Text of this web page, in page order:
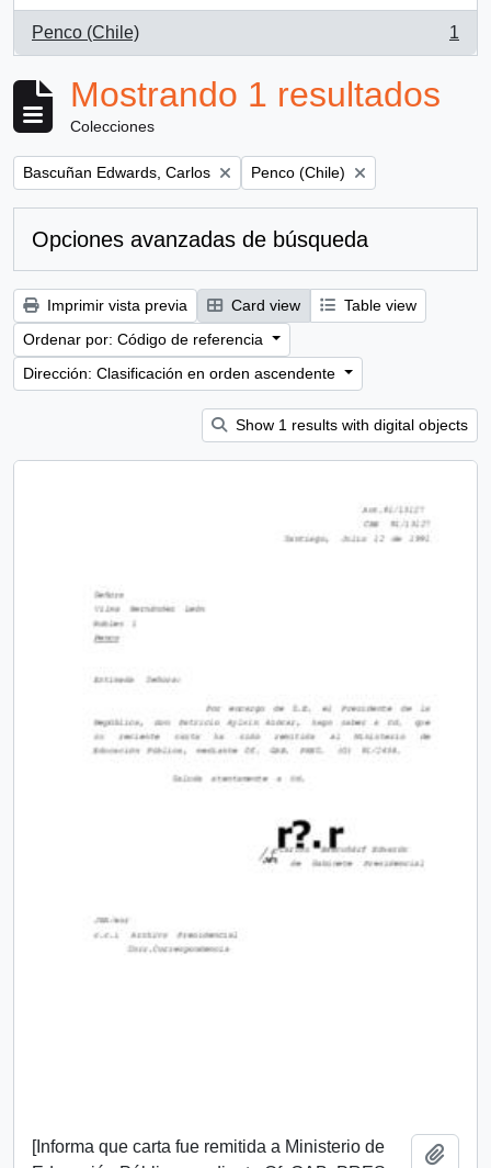
Penco (Chile)
, 1 resultados
1
Mostrando 1 resultados
Colecciones
Remove filter:
Bascuñan Edwards, Carlos Remove filter:
Penco (Chile)
Opciones avanzadas de búsqueda
Imprimir vista previa Card view
Table view
Ordenar por: Código de referencia
Dirección: Clasificación en orden ascendente
Show 1 results with digital objects
[Informa que carta fue remitida a Ministerio de